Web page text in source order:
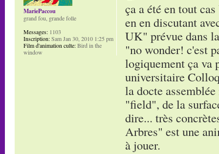
ça a été en tout
en en discutant
UK" prévue dans
"no wonder! c'est
logiquement ça va
universitaire
la docte
"field", de la
dire... très
Arbres" est une
à jouer.
MariePaccou
grand fou, grande folle
Messages: 1103
Inscription:Sam Jan 30, 2010 1:25 pm
Film d'animation culte:Bird in the
window